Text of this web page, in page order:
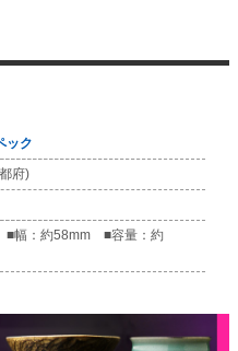
ック
府)
幅：約58mm ■容量：約